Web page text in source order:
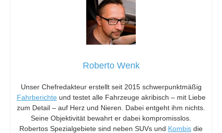
Roberto Wenk
Unser Chefredakteur erstellt seit 2015 schwerpunktmäßig
Fahrberichte und testet alle Fahrzeuge akribisch – mit Liebe
zum Detail – auf Herz und Nieren. Dabei entgeht ihm nichts.
Seine Objektivität bewahrt er dabei kompromisslos.
Robertos Spezialgebiete sind neben SUVs und Kombis die